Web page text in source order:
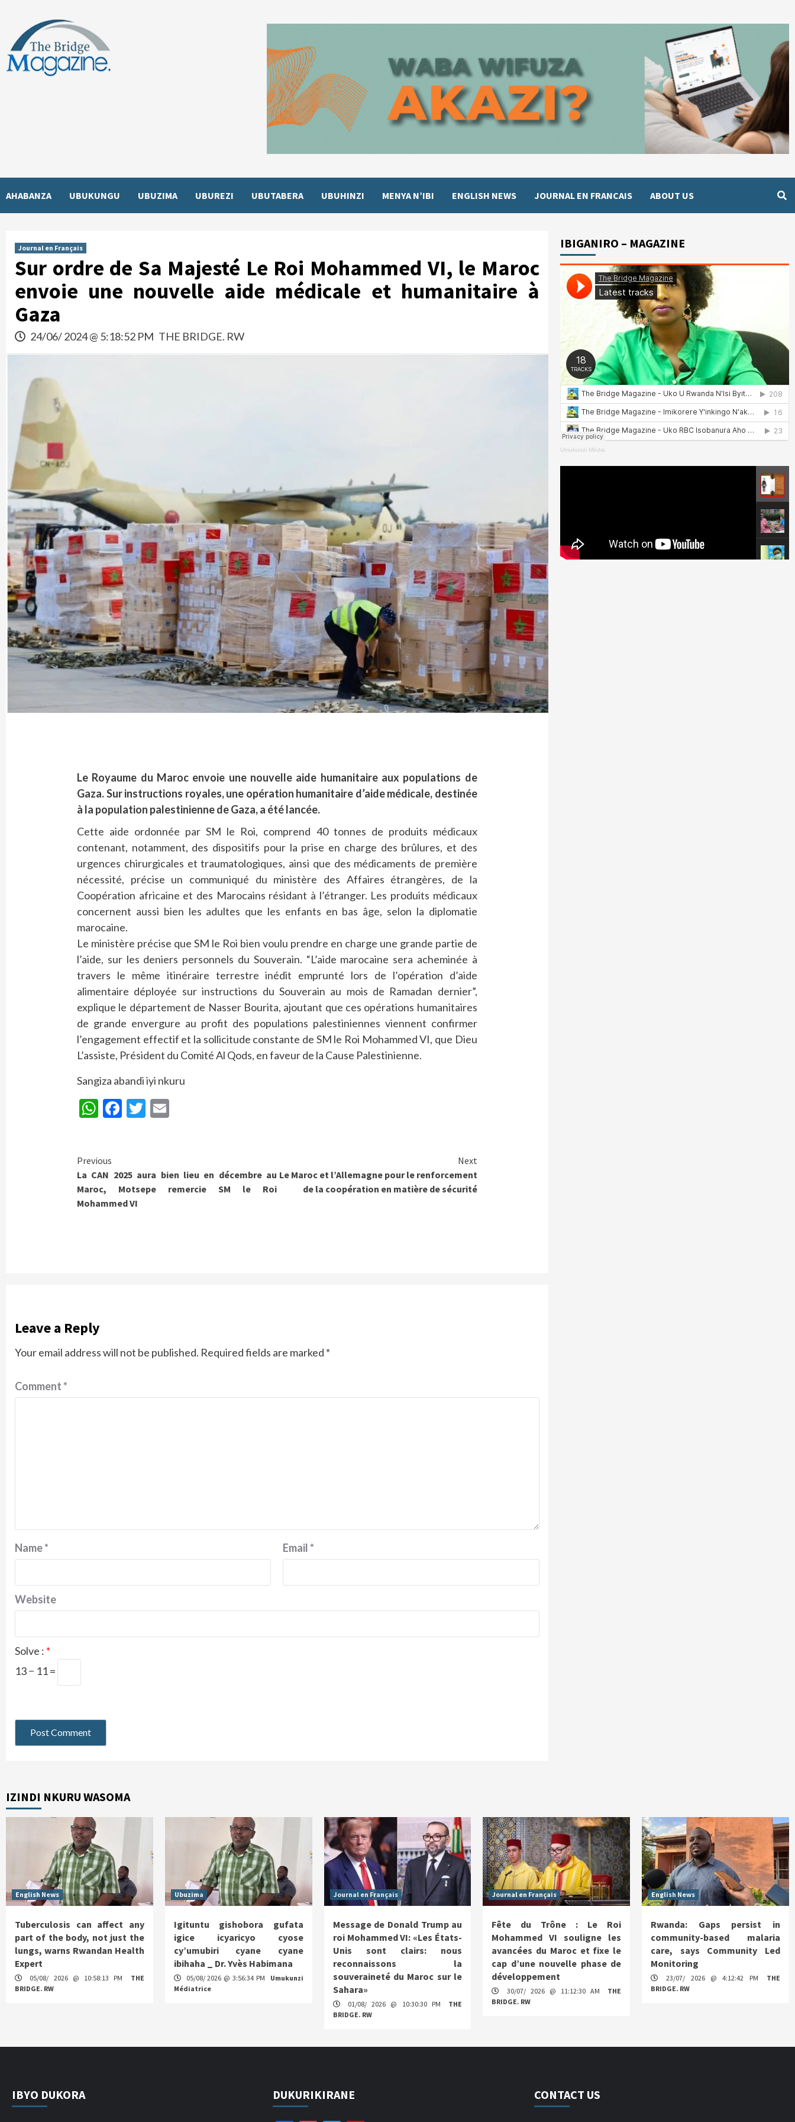
content
AHABANZA UBUKUNGU UBUZIMA UBUREZI UBUTABERA UBUHINZI MENYA N’IBI ENGLISH NEWS JOURNAL EN FRANCAIS ABOUT US
Journal en Français
Sur ordre de Sa Majesté Le Roi Mohammed VI, le Maroc
envoie une nouvelle aide médicale et humanitaire à
Gaza
24/06/ 2024 @ 5:18:52 PM THE BRIDGE. RW
Le Royaume du Maroc envoie une nouvelle aide humanitaire aux populations de
Gaza. Sur instructions royales, une opération humanitaire d’aide médicale, destinée
à la population palestinienne de Gaza, a été lancée.
Cette aide ordonnée par SM le Roi, comprend 40 tonnes de produits médicaux
contenant, notamment, des dispositifs pour la prise en charge des brûlures, et des
urgences chirurgicales et traumatologiques, ainsi que des médicaments de première
nécessité, précise un communiqué du ministère des Affaires étrangères, de la
Coopération africaine et des Marocains résidant à l’étranger. Les produits médicaux
concernent aussi bien les adultes que les enfants en bas âge, selon la diplomatie
marocaine.
Le ministère précise que SM le Roi bien voulu prendre en charge une grande partie de
l’aide, sur les deniers personnels du Souverain. “L’aide marocaine sera acheminée à
travers le même itinéraire terrestre inédit emprunté lors de l’opération d’aide
alimentaire déployée sur instructions du Souverain au mois de Ramadan dernier”,
explique le département de Nasser Bourita, ajoutant que ces opérations humanitaires
de grande envergure au profit des populations palestiniennes viennent confirmer
l’engagement effectif et la sollicitude constante de SM le Roi Mohammed VI, que Dieu
L’assiste, Président du Comité Al Qods, en faveur de la Cause Palestinienne.
Sangiza abandi iyi nkuru
WhatsApp
Facebook
Twitter
Continue
Reading
Previous
La CAN 2025 aura bien lieu en décembre au
Maroc, Motsepe remercie SM le Roi
Mohammed VI
Next
Le Maroc et l’Allemagne pour le renforcement
de la coopération en matière de sécurité
Leave a Reply
Your email address will not be published. Required fields are marked *
Comment*
Name* Email*
Website
Solve : *
13 − 11 =
IBIGANIRO – MAGAZINE
Umukunzi Média
IZINDI NKURU WASOMA
English News
Tuberculosis can affect any
part of the body, not just the
lungs, warns Rwandan Health
Expert
05/08/ 2026 @ 10:58:13 PM
THE
BRIDGE. RW
Ubuzima
Igituntu gishobora gufata
igice icyaricyo cyose
cy’umubiri cyane cyane
ibihaha _ Dr. Yvès Habimana
05/08/ 2026 @ 3:56:34 PM
Umukunzi
Médiatrice
Journal en Français
Message de Donald Trump au
roi Mohammed VI: «Les États-
Unis sont clairs: nous
reconnaissons la
souveraineté du Maroc sur le
Sahara»
01/08/ 2026 @ 10:30:30 PM
THE
BRIDGE. RW
Journal en Français
Fête du Trône : Le Roi
Mohammed VI souligne les
avancées du Maroc et fixe le
cap d’une nouvelle phase de
développement
30/07/ 2026 @ 11:12:30 AM
THE
BRIDGE. RW
English News
Rwanda: Gaps persist in
community-based malaria
care, says Community Led
Monitoring
23/07/ 2026 @ 4:12:42 PM
THE
BRIDGE. RW
IBYO DUKORA DUKURIKIRANE CONTACT US